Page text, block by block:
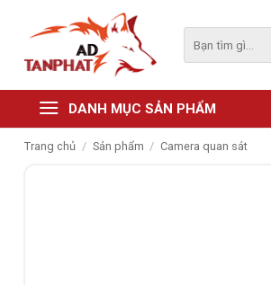
content
kiếm:
DANH MỤC SẢN PHẨM
Trang chủ / Sản phẩm / Camera quan sát